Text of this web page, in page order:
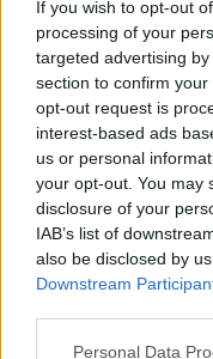
If you wish to opt-out
processing of your
targeted advertising
section to confirm
opt-out request is
interest-based ads
us or personal
your opt-out. You may
disclosure of your
IAB’s list of
also be disclosed by
Downstream
Personal Data
Gian
IZ4DJI
58914
Inserito il 17/03/2018
In risposta al messaggio di
Ciao e dal 91 che ho
chiesto documenti x questo
Probabilmente il tuo
modesta capacità e
Nel caso in questione il